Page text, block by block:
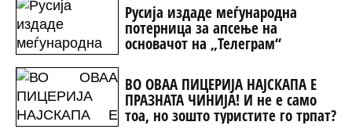
Русија издаде меѓународна
потерница за апсење на
основачот на „Телеграм“
ВО ОВАА ПИЦЕРИЈА НАЈСКАПА Е
ПРАЗНАТА ЧИНИЈА! И не е само
тоа, но зошто туристите го трпат?